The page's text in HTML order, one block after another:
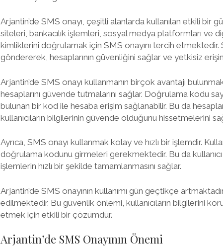
Arjantin’de SMS onayı, çeşitli alanlarda kullanılan etkili bir
siteleri, bankacılık işlemleri, sosyal medya platformları ve
kimliklerini doğrulamak için SMS onayını tercih etmektedir.
göndererek, hesaplarının güvenliğini sağlar ve yetkisiz
Arjantin’de SMS onayı kullanmanın birçok avantajı
hesaplarını güvende tutmalarını sağlar. Doğrulama kodu
bulunan bir kod ile hesaba erişim sağlanabilir. Bu da
kullanıcıların bilgilerinin güvende olduğunu hissetmelerini
Ayrıca, SMS onayı kullanmak kolay ve hızlı bir işlemdir.
doğrulama kodunu girmeleri gerekmektedir. Bu da
işlemlerin hızlı bir şekilde tamamlanmasını sağlar.
Arjantin’de SMS onayının kullanımı gün geçtikçe
edilmektedir. Bu güvenlik önlemi, kullanıcıların bilgilerini
etmek için etkili bir çözümdür.
Arjantin’de SMS Onayının Önemi